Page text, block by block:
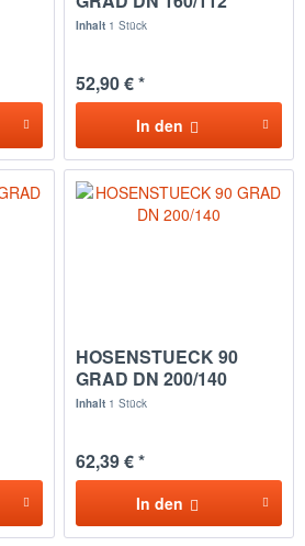
Inhalt 1 Stück
52,90 € *
In den
HOSENSTUECK 90
GRAD DN 200/140
Inhalt 1 Stück
62,39 € *
In den